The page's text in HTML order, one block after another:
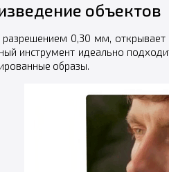
объектов
0,30 мм,
инструмент идеально
образы.